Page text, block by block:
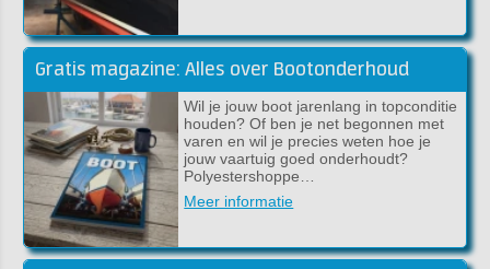
Gratis magazine: Alles over Bootonderhoud
Wil je jouw boot jarenlang in topconditie
houden? Of ben je net begonnen met
varen en wil je precies weten hoe je
jouw vaartuig goed onderhoudt?
Polyestershoppe…
Meer informatie